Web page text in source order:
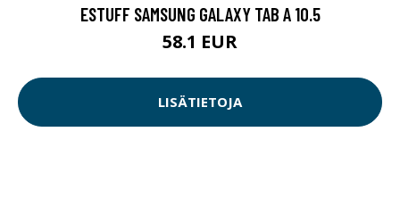
ESTUFF SAMSUNG GALAXY TAB A 10.5
58.1 EUR
LISÄTIETOJA